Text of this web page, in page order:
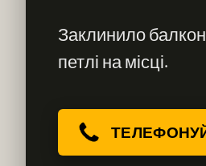
Заклинило
петлі на місці.